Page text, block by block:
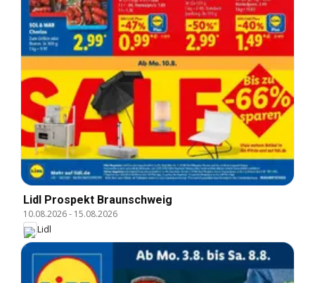
Lidl Prospekt Braunschweig
10.08.2026- 15.08.2026
Lidl